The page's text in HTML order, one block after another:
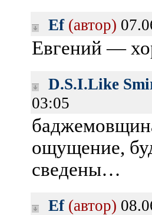
Ef (автор)
Евгений —
D.S.I.Like
03:05
ощущение,
сведены…
Ef (автор)